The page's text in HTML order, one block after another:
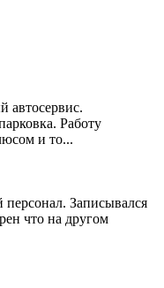
автосервис.
Работу
и то...
Записывался
что на другом